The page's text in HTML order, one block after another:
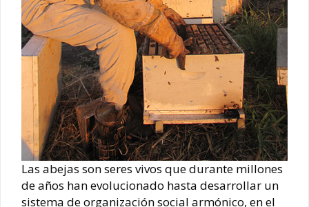
Las abejas son seres vivos que durante millones
de años han evolucionado hasta desarrollar un
sistema de organización social armónico, en el